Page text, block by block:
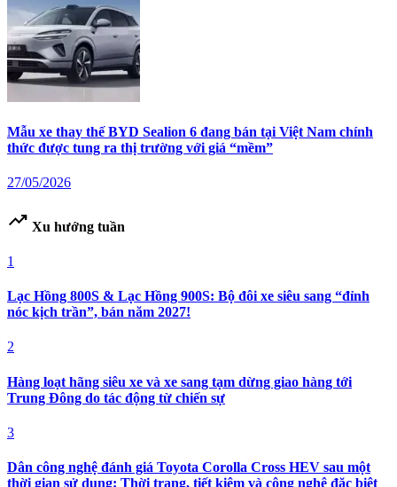
Mẫu xe thay thế BYD Sealion 6 đang bán tại Việt Nam chính
thức được tung ra thị trường với giá “mềm”
27/05/2026
trending_up Xu hướng tuần
1
Lạc Hồng 800S & Lạc Hồng 900S: Bộ đôi xe siêu sang “đỉnh
nóc kịch trần”, bán năm 2027!
2
Hàng loạt hãng siêu xe và xe sang tạm dừng giao hàng tới
Trung Đông do tác động từ chiến sự
3
Dân công nghệ đánh giá Toyota Corolla Cross HEV sau một
thời gian sử dụng: Thời trang, tiết kiệm và công nghệ đặc biệt